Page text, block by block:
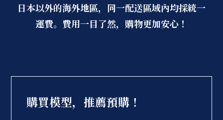
日本以外的海外地區，同一配送區域內均採統一
運費。費用一目了然，購物更加安心！
購買模型，推薦預購！